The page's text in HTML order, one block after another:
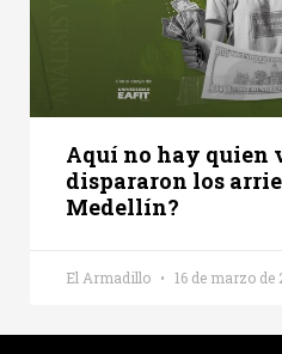
Aquí no hay quien
dispararon los
Medellín?
El Armadillo 16 de marzo de